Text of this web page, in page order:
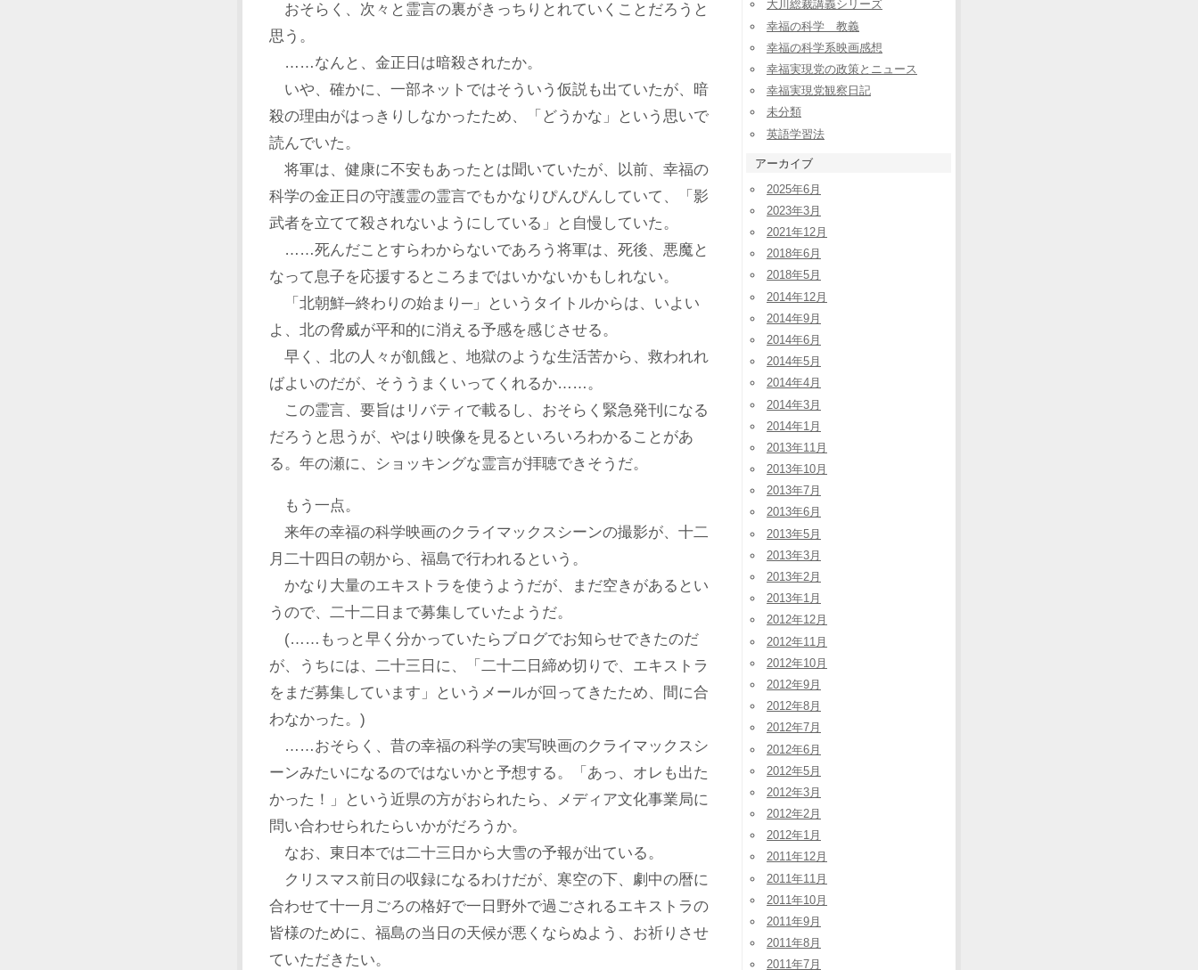
おそらく、次々と霊言の裏がきっちりとれていくことだろうと
思う。
……なんと、金正日は暗殺されたか。
いや、確かに、一部ネットではそういう仮説も出ていたが、暗
殺の理由がはっきりしなかったため、「どうかな」という思いで
読んでいた。
将軍は、健康に不安もあったとは聞いていたが、以前、幸福の
科学の金正日の守護霊の霊言でもかなりぴんぴんしていて、「影
武者を立てて殺されないようにしている」と自慢していた。
……死んだことすらわからないであろう将軍は、死後、悪魔と
なって息子を応援するところまではいかないかもしれない。
「北朝鮮─終わりの始まり─」というタイトルからは、いよい
よ、北の脅威が平和的に消える予感を感じさせる。
早く、北の人々が飢餓と、地獄のような生活苦から、救われれ
ばよいのだが、そううまくいってくれるか……。
この霊言、要旨はリバティで載るし、おそらく緊急発刊になる
だろうと思うが、やはり映像を見るといろいろわかることがあ
る。年の瀬に、ショッキングな霊言が拝聴できそうだ。
もう一点。
来年の幸福の科学映画のクライマックスシーンの撮影が、十二
月二十四日の朝から、福島で行われるという。
かなり大量のエキストラを使うようだが、まだ空きがあるとい
うので、二十二日まで募集していたようだ。
(……もっと早く分かっていたらブログでお知らせできたのだ
が、うちには、二十三日に、「二十二日締め切りで、エキストラ
をまだ募集しています」というメールが回ってきたため、間に合
わなかった。)
……おそらく、昔の幸福の科学の実写映画のクライマックスシ
ーンみたいになるのではないかと予想する。「あっ、オレも出た
かった！」という近県の方がおられたら、メディア文化事業局に
問い合わせられたらいかがだろうか。
なお、東日本では二十三日から大雪の予報が出ている。
クリスマス前日の収録になるわけだが、寒空の下、劇中の暦に
合わせて十一月ごろの格好で一日野外で過ごされるエキストラの
皆様のために、福島の当日の天候が悪くならぬよう、お祈りさせ
ていただきたい。
大川総裁講義シリーズ
幸福の科学 教義
幸福の科学系映画感想
幸福実現党の政策とニュース
幸福実現党観察日記
未分類
英語学習法
アーカイブ
2025年6月
2023年3月
2021年12月
2018年6月
2018年5月
2014年12月
2014年9月
2014年6月
2014年5月
2014年4月
2014年3月
2014年1月
2013年11月
2013年10月
2013年7月
2013年6月
2013年5月
2013年3月
2013年2月
2013年1月
2012年12月
2012年11月
2012年10月
2012年9月
2012年8月
2012年7月
2012年6月
2012年5月
2012年3月
2012年2月
2012年1月
2011年12月
2011年11月
2011年10月
2011年9月
2011年8月
2011年7月